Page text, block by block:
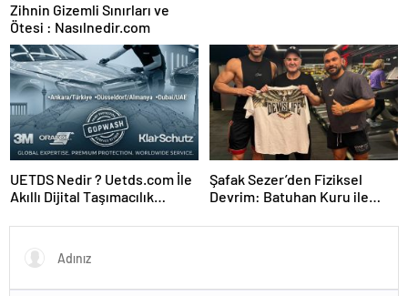
Zihnin Gizemli Sınırları ve
Ötesi : Nasılnedir.com
UETDS Nedir ? Uetds.com İle
Akıllı Dijital Taşımacılık
Şafak Sezer’den Fiziksel
Devrim: Batuhan Kuru ile